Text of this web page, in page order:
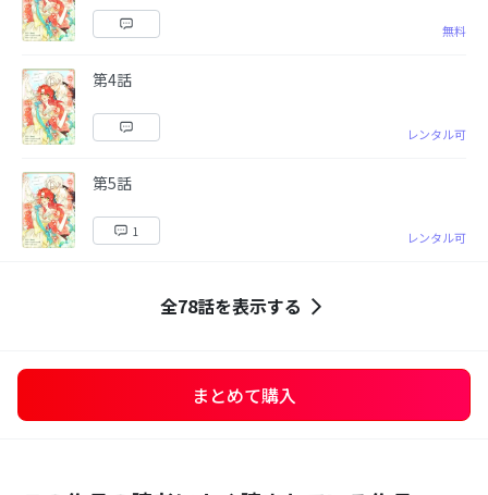
無料
第4話
レンタル可
第5話
1 レンタル可
全78話を表示する
まとめて購入